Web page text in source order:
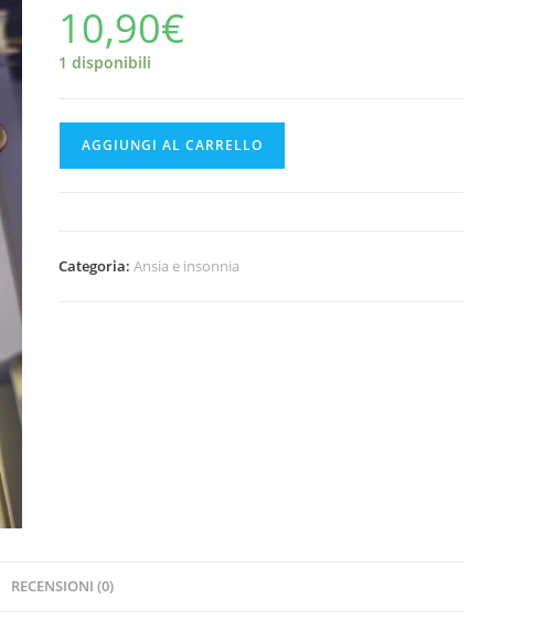
10,90€
1 disponibili
quantità
AGGIUNGI AL CARRELLO
Categoria:Ansia e insonnia
RECENSIONI (0)